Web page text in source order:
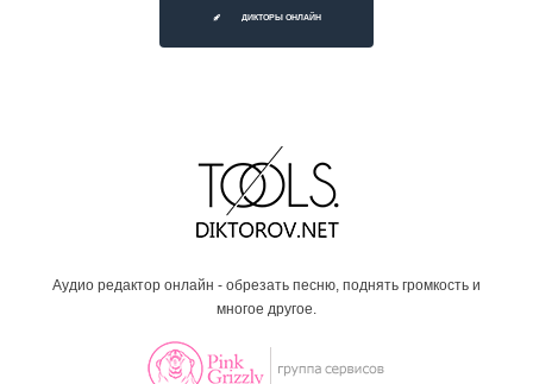
ДИКТОРЫ ОНЛАЙН
Аудио редактор онлайн - обрезать песню, поднять громкость и
многое другое.